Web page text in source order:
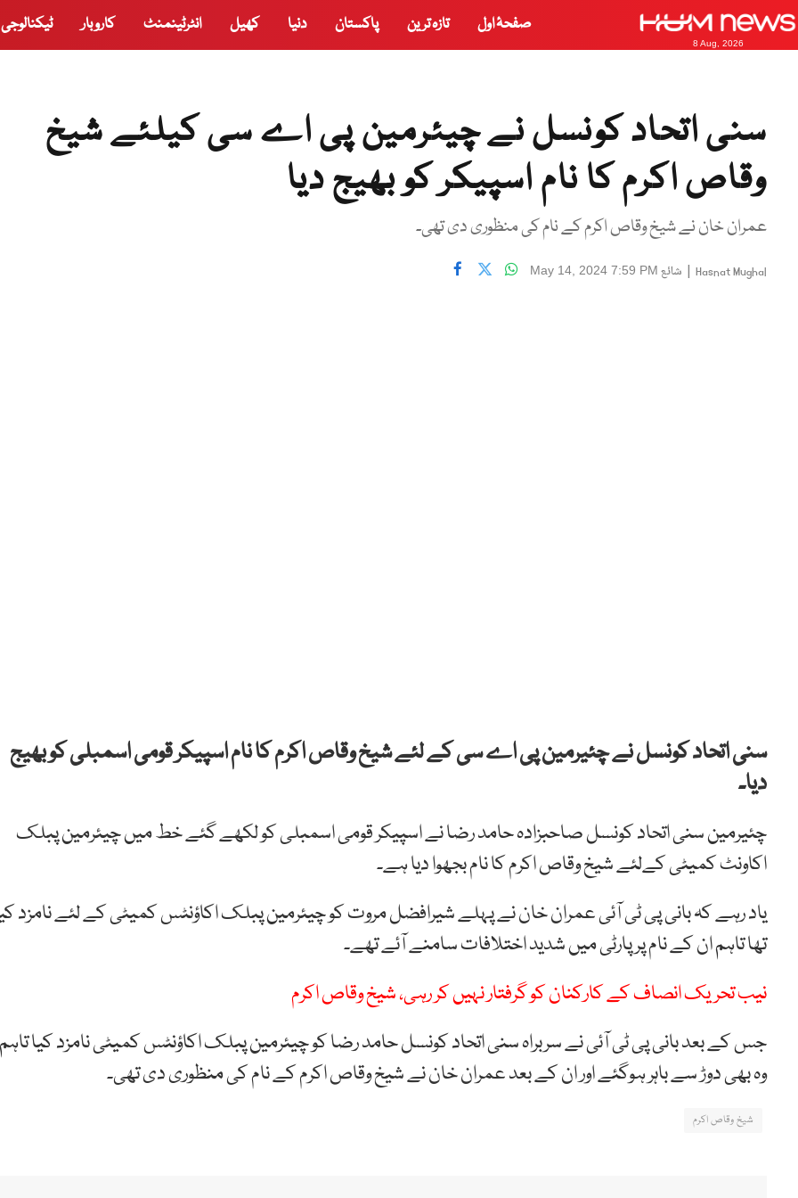
8 Aug, 2026
صفحۂ اول تازہ ترین پاکستان دنیا کھیل انٹرٹینمنٹ کاروبار ٹیکنالوجی
سنی اتحاد کونسل نے چیئرمین پی اے سی کیلئے شیخ
وقاص اکرم کا نام اسپیکر کو بھیج دیا
عمران خان نے شیخ وقاص اکرم کے نام کی منظوری دی تھی۔
Hasnat Mughal
| شائع May 14, 2024 7:59 PM
سنی اتحاد کونسل نے چئیرمین پی اے سی کے لئے شیخ وقاص اکرم کا نام اسپیکر قومی اسمبلی کو بھیج
دیا۔
چئیرمین سنی اتحاد کونسل صاحبزادہ حامد رضا نے اسپیکر قومی اسمبلی کو لکھے گئے خط میں چیئرمین پبلک
اکاونٹ کمیٹی کےلئے شیخ وقاص اکرم کا نام بجھوا دیا ہے۔
یاد رہے کہ بانی پی ٹی آئی عمران خان نے پہلے شیرافضل مروت کو چیئرمین پبلک اکاؤنٹس کمیٹی کے لئے نامزد
تھا تاہم ان کے نام پر پارٹی میں شدید اختلافات سامنے آئے تھے۔
نیب تحریک انصاف کے کارکنان کو گرفتار نہیں کر رہی، شیخ وقاص اکرم
جس کے بعد بانی پی ٹی آئی نے سربراہ سنی اتحاد کونسل حامد رضا کو چیئرمین پبلک اکاؤنٹس کمیٹی نامزد کیا تاہم
وہ بھی دوڑ سے باہر ہوگئے اور ان کے بعد عمران خان نے شیخ وقاص اکرم کے نام کی منظوری دی تھی۔
شیخ وقاص اکرم